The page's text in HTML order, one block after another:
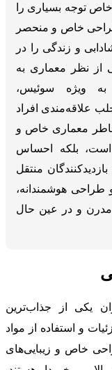
توجه بسیاری را
خاص و منحصر
و زندگی را در
از نظر معماری به
ویژه سوئیس،
علاقه‌مندی افراد
خاطر معماری خاص و
است، بلکه احساس
منتقل
طراحی هوشمندانه،
مدرن و در عین حال
یکی از جذاب‌ترین
و استفاده از مواد
خاص و زیبایی‌های